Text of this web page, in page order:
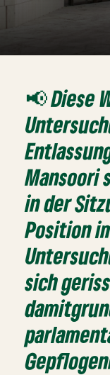
📢 Diese
Mansoori
in der
Position
sich